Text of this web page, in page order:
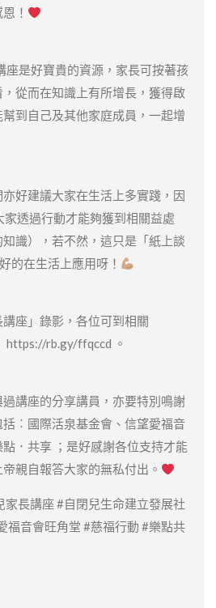
！
座是好寶貴的資源，家長可按著孩
從而在知識上有所增長，獲得啟
到自己及其他家庭成員，一起增
好建議大家在生活上多實踐，因
透過行動才能夠獲到相關益處
知識），若不然，這只是「紙上談
的在生活上應用呀！
座」錄影，各位可到相關
https://rb.gy/ffqccd 。
講座的分享講員，亦要特別鳴謝
︰國際活泉基金會、信望愛福音
．共享 ；是好感謝各位支持才能
親自報答大家的無私付出。
長講座 #自閉兒生命建立發展社
福音會旺角堂 #慈福行動 #樂點共